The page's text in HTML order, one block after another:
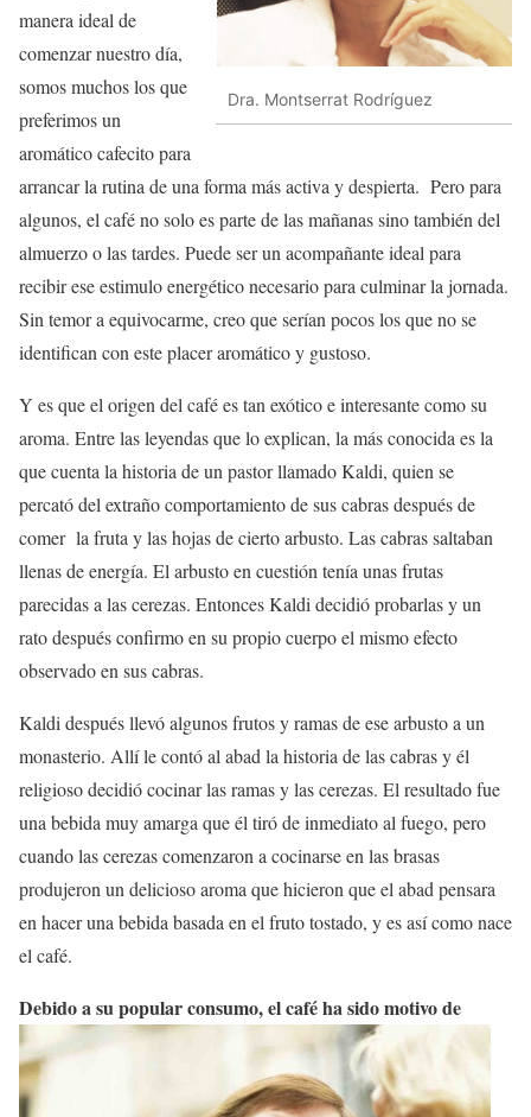
Dra. Montserrat Rodríguez
manera ideal de
comenzar nuestro día,
somos muchos los que
preferimos un
aromático cafecito para
arrancar la rutina de una forma más activa y despierta. Pero para
algunos, el café no solo es parte de las mañanas sino también del
almuerzo o las tardes. Puede ser un acompañante ideal para
recibir ese estimulo energético necesario para culminar la jornada.
Sin temor a equivocarme, creo que serían pocos los que no se
identifican con este placer aromático y gustoso.
Y es que el origen del café es tan exótico e interesante como su
aroma. Entre las leyendas que lo explican, la más conocida es la
que cuenta la historia de un pastor llamado Kaldi, quien se
percató del extraño comportamiento de sus cabras después de
comer la fruta y las hojas de cierto arbusto. Las cabras saltaban
llenas de energía. El arbusto en cuestión tenía unas frutas
parecidas a las cerezas. Entonces Kaldi decidió probarlas y un
rato después confirmo en su propio cuerpo el mismo efecto
observado en sus cabras.
Kaldi después llevó algunos frutos y ramas de ese arbusto a un
monasterio. Allí le contó al abad la historia de las cabras y él
religioso decidió cocinar las ramas y las cerezas. El resultado fue
una bebida muy amarga que él tiró de inmediato al fuego, pero
cuando las cerezas comenzaron a cocinarse en las brasas
produjeron un delicioso aroma que hicieron que el abad pensara
en hacer una bebida basada en el fruto tostado, y es así como nace
el café.
Debido a su popular consumo, el café ha sido motivo de